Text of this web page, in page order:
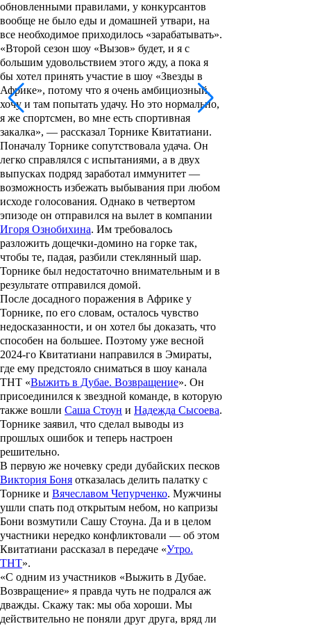
обновленными правилами, у конкурсантов
вообще не было еды и домашней утвари, на
все необходимое приходилось «зарабатывать».
«Второй сезон шоу «Вызов» будет, и я с
большим удовольствием этого жду, а пока я
бы хотел принять участие в шоу «Звезды в
Африке», потому что я очень амбициозный,
хочу и там попытать удачу. Но это нормально,
я же спортсмен, во мне есть спортивная
закалка», — рассказал Торнике Квитатиани.
Поначалу Торнике сопутствовала удача. Он
легко справлялся с испытаниями, а в двух
выпусках подряд заработал иммунитет —
возможность избежать выбывания при любом
исходе голосования. Однако в четвертом
эпизоде он отправился на вылет в компании
Игоря Ознобихина. Им требовалось
разложить дощечки-домино на горке так,
чтобы те, падая, разбили стеклянный шар.
Торнике был недостаточно внимательным и в
результате отправился домой.
После досадного поражения в Африке у
Торнике, по его словам, осталось чувство
недосказанности, и он хотел бы доказать, что
способен на большее. Поэтому уже весной
2024-го Квитатиани направился в Эмираты,
где ему предстояло сниматься в шоу канала
ТНТ «Выжить в Дубае. Возвращение». Он
присоединился к звездной команде, в которую
также вошли Саша Стоун и Надежда Сысоева.
Торнике заявил, что сделал выводы из
прошлых ошибок и теперь настроен
решительно.
В первую же ночевку среди дубайских песков
Виктория Боня отказалась делить палатку с
Торнике и Вячеславом Чепурченко. Мужчины
ушли спать под открытым небом, но капризы
Бони возмутили Сашу Стоуна. Да и в целом
участники нередко конфликтовали — об этом
Квитатиани рассказал в передаче «Утро.
ТНТ».
«С одним из участников «Выжить в Дубае.
Возвращение» я правда чуть не подрался аж
дважды. Скажу так: мы оба хороши. Мы
действительно не поняли друг друга, вряд ли